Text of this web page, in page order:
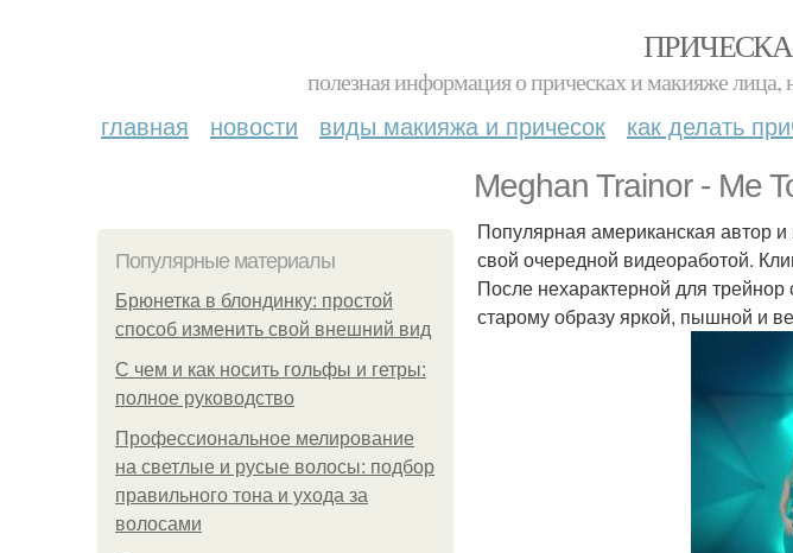
полезная информация о прическах и макияже лица,
главная новости виды макияжа и причесок как делать
Meghan Trainor - Me
Популярные материалы
Брюнетка в блондинку: простой
способ изменить свой внешний вид
С чем и как носить гольфы и гетры:
полное руководство
Профессиональное мелирование
на светлые и русые волосы: подбор
правильного тона и ухода за
волосами
Популярная американская автор
свой очередной видеоработой.
После нехарактерной для
старому образу яркой, пышной и